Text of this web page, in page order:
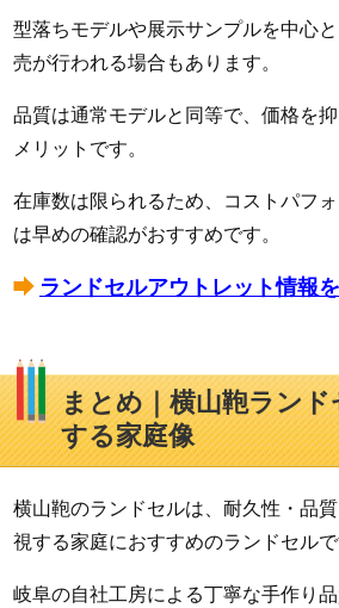
型落ちモデルや展示サンプルを中心
売が行われる場合もあります。
品質は通常モデルと同等で、価格を
メリットです。
在庫数は限られるため、コストパフ
は早めの確認がおすすめです。
ランドセルアウトレット情報
まとめ｜横山鞄ラン
する家庭像
横山鞄のランドセルは、耐久性・品
視する家庭におすすめのランドセルで
岐阜の自社工房による丁寧な手作り